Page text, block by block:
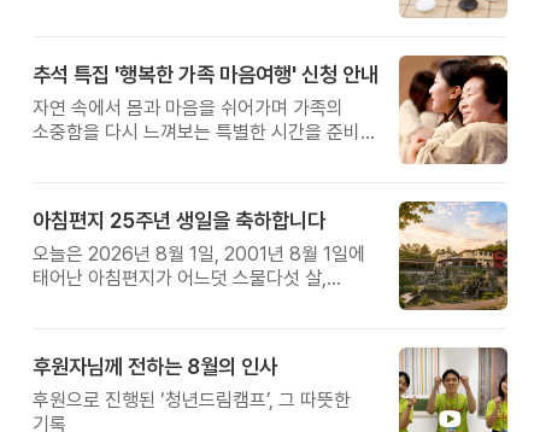
추석 특집 '행복한 가족 마음여행' 신청 안내
자연 속에서 몸과 마음을 쉬어가며 가족의
소중함을 다시 느껴보는 특별한 시간을 준비해
아침편지 25주년 생일을 축하합니다
오늘은 2026년 8월 1일, 2001년 8월 1일에
태어난 아침편지가 어느덧 스물다섯 살,
후원자님께 전하는 8월의 인사
후원으로 진행된 ‘청년드림캠프’, 그 따뜻한
기록